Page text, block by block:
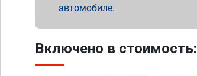
автомобиле.
Включено в стоимость: